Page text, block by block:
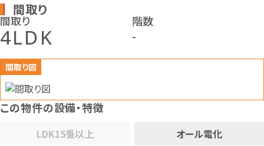
間取り
間取り
4LDK
階数
-
間取り図
この物件の設備・特徴
LDK15畳以上
オール電化